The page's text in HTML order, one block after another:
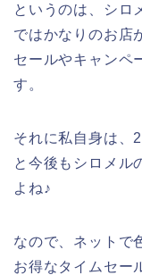
というのは、シロ
ではかなりのお店
セールやキャンペ
す。
それに私自身は、
と今後もシロメル
よね♪
なので、ネットで
お得なタイムセー